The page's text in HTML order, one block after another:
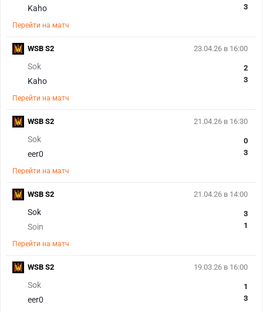
Kaho
3
Перейти на матч
23.04.26 в 16:00
Sok
Kaho
2
3
Перейти на матч
WSB S2
21.04.26 в 16:30
Sok
eer0
0
3
Перейти на матч
WSB S2
21.04.26 в 14:00
Sok
Soin
3
1
Перейти на матч
WSB S2
19.03.26 в 16:00
Sok
eer0
1
3
WSB S2